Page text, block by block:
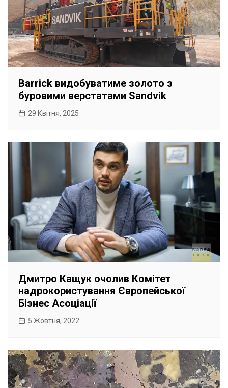
Barrick видобуватиме золото з
буровими верстатами Sandvik
29 Квітня, 2025
Дмитро Кащук очолив Комітет
надрокористування Європейської
Бізнес Асоціації
5 Жовтня, 2022